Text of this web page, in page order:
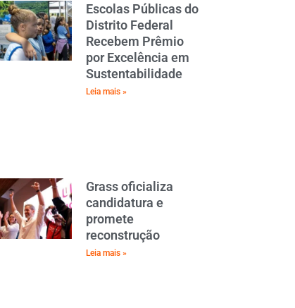
Escolas Públicas do
Distrito Federal
Recebem Prêmio
por Excelência em
Sustentabilidade
Leia mais »
Grass oficializa
candidatura e
promete
reconstrução
Leia mais »